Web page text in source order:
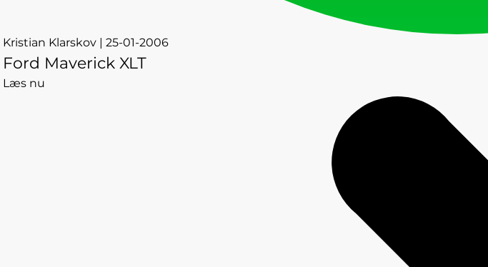
Kristian Klarskov | 25-01-2006
Ford Maverick XLT
Læs nu